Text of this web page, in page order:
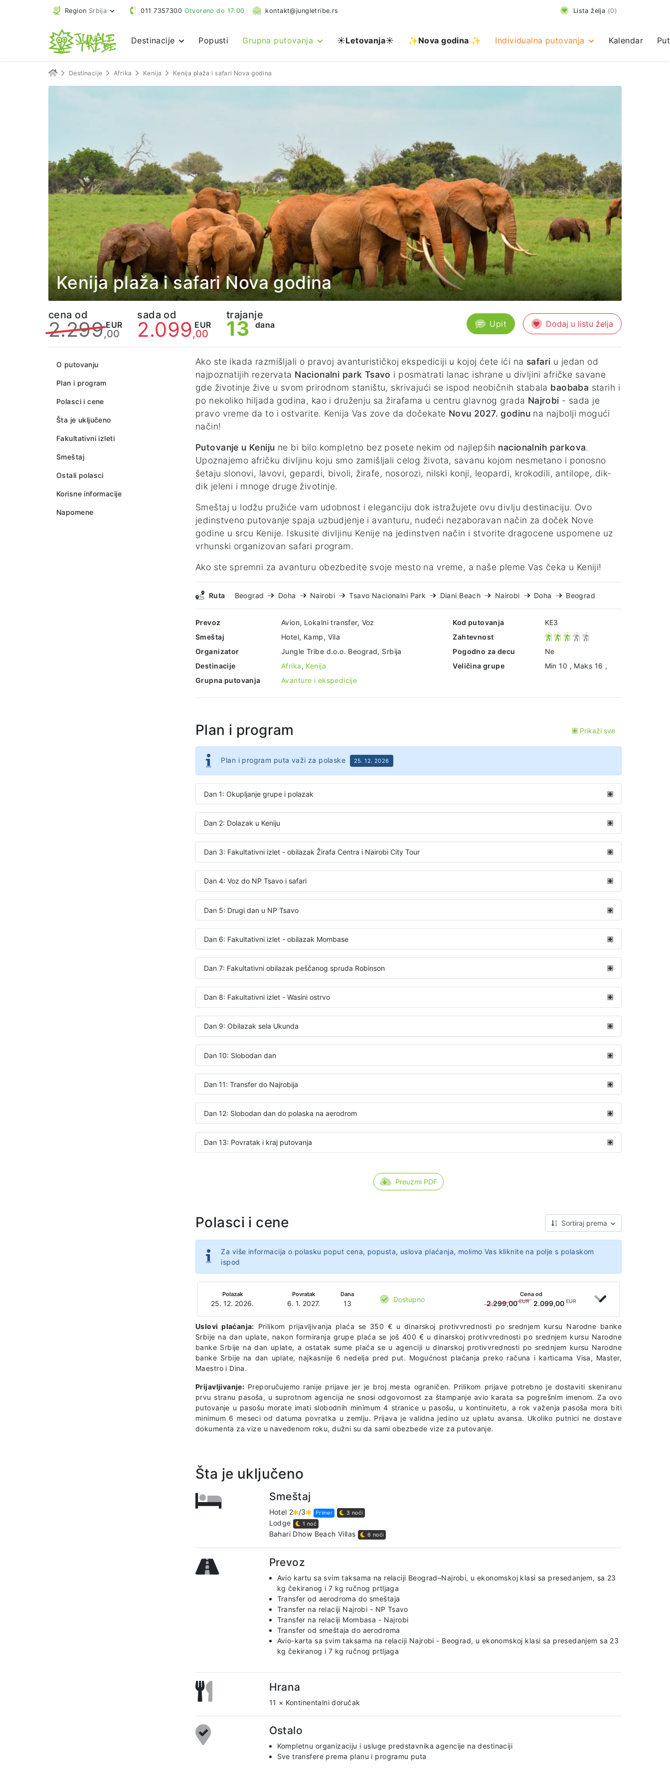
Region Srbija 011 7357300 Otvoreno do 17:00 kontakt@jungletribe.rs Lista želja (0)
Destinacije Popusti Grupna putovanja ☀️Letovanja☀️ ✨Nova godina ✨ Individualna putovanja Kalendar
Destinacije Afrika Kenija Kenija plaža i safari Nova godina
Kenija plaža i safari Nova godina
cena od
2.299 EUR
,00
sada od
2.099 EUR
,00
trajanje
13 dana Upit Dodaj u listu želja
O putovanju
Plan i program
Polasci i cene
Šta je uključeno
Fakultativni izleti
Smeštaj
Ostali polasci
Korisne informacije
Napomene
Ako ste ikada razmišljali o pravoj avanturističkoj ekspediciji u kojoj ćete ići na safari u jedan od
najpoznatijih rezervata Nacionalni park Tsavo i posmatrati lanac ishrane u divljini afričke savane
gde životinje žive u svom prirodnom staništu, skrivajući se ispod neobičnih stabala baobaba starih i
po nekoliko hiljada godina, kao i druženju sa žirafama u centru glavnog grada Najrobi - sada je
pravo vreme da to i ostvarite. Kenija Vas zove da dočekate Novu 2027. godinuna najbolji mogući
način!
Putovanje u Keniju ne bi bilo kompletno bez posete nekim od najlepših nacionalnih parkova.
Upoznajemo afričku divljinu koju smo zamišljali celog života, savanu kojom nesmetano i ponosno
šetaju slonovi, lavovi, gepardi, bivoli, žirafe, nosorozi, nilski konji, leopardi, krokodili, antilope, dik-
dik jeleni i mnoge druge životinje.
Smeštaj u lodžu pružiće vam udobnost i eleganciju dok istražujete ovu divlju destinaciju. Ovo
jedinstveno putovanje spaja uzbudjenje i avanturu, nudeći nezaboravan način za doček Nove
godine u srcu Kenije. Iskusite divljinu Kenije na jedinstven način i stvorite dragocene uspomene uz
vrhunski organizovan safari program.
Ako ste spremni za avanturu obezbedite svoje mesto na vreme, a naše pleme Vas čeka u Keniji!
Ruta Beograd Doha Nairobi Tsavo Nacionalni Park Diani Beach Nairobi Doha Beograd
Prevoz
Avion, Lokalni transfer, Voz
Smeštaj
Hotel, Kamp, Vila
Organizator
Jungle Tribe d.o.o. Beograd, Srbija
Destinacije
Afrika, Kenija
Grupna putovanja
Avanture i ekspedicije
Kod putovanja
KE3
Zahtevnost
Pogodno za decu
Ne
Veličina grupe
Min 10 , Maks 16 ,
Plan i program Prikaži sve
Plan i program puta važi za polaske 25. 12. 2026
Dan 1: Okupljanje grupe i polazak
Dan 2: Dolazak u Keniju
Dan 3: Fakultativni izlet - obilazak Žirafa Centra i Nairobi City Tour
Dan 4: Voz do NP Tsavo i safari
Dan 5: Drugi dan u NP Tsavo
Dan 6: Fakultativni izlet - obilazak Mombase
Dan 7: Fakultativni obilazak peščanog spruda Robinson
Dan 8: Fakultativni izlet - Wasini ostrvo
Dan 9: Obilazak sela Ukunda
Dan 10: Slobodan dan
Dan 11: Transfer do Najrobija
Dan 12: Slobodan dan do polaska na aerodrom
Dan 13: Povratak i kraj putovanja
Preuzmi PDF
Polasci i cene Sortiraj prema
Za više informacija o polasku poput cena, popusta, uslova plaćanja, molimo Vas kliknite na polje s polaskom
ispod
Polazak
25. 12. 2026.
Povratak
6. 1. 2027.
Dana
13 Dostupno
Cena od
2.299,00EUR 2.099,00 EUR
Uslovi plaćanja: Prilikom prijavljivanja plaća se 350 € u dinarskoj protivvrednosti po srednjem kursu Narodne banke
Srbije na dan uplate, nakon formiranja grupe plaća se još 400 € u dinarskoj protivvrednosti po srednjem kursu Narodne
banke Srbije na dan uplate, a ostatak sume plaća se u agenciji u dinarskoj protivvrednosti po srednjem kursu Narodne
banke Srbije na dan uplate, najkasnije 6 nedelja pred put. Mogućnost plaćanja preko računa i karticama Visa, Master,
Maestro i Dina.
Prijavljivanje: Preporučujemo ranije prijave jer je broj mesta ograničen. Prilikom prijave potrebno je dostaviti skeniranu
prvu stranu pasoša, u suprotnom agencija ne snosi odgovornost za štampanje avio karata sa pogrešnim imenom. Za ovo
putovanje u pasošu morate imati slobodnih minimum 4 stranice u pasošu, u kontinuitetu, a rok važenja pasoša mora biti
minimum 6 meseci od datuma povratka u zemlju. Prijava je validna jedino uz uplatu avansa. Ukoliko putnici ne dostave
dokumenta za vize u navedenom roku, dužni su da sami obezbede vize za putovanje.
Šta je uključeno
Smeštaj
Hotel 2 /3 Primer 3 noći
Lodge 1 noć
Bahari Dhow Beach Villas 6 noći
Prevoz
Avio kartu sa svim taksama na relaciji Beograd–Najrobi, u ekonomskoj klasi sa presedanjem, sa 23
kg čekiranog i 7 kg ručnog prtljaga
Transfer od aerodroma do smeštaja
Transfer na relaciji Najrobi - NP Tsavo
Transfer na relaciji Mombasa - Najrobi
Transfer od smeštaja do aerodroma
Avio-karta sa svim taksama na relaciji Najrobi - Beograd, u ekonomskoj klasi sa presedanjem sa 23
kg čekiranog i 7 kg ručnog prtljaga
Hrana
11 × Kontinentalni doručak
Ostalo
Kompletnu organizaciju i usluge predstavnika agencije na destinaciji
Sve transfere prema planu i programu puta